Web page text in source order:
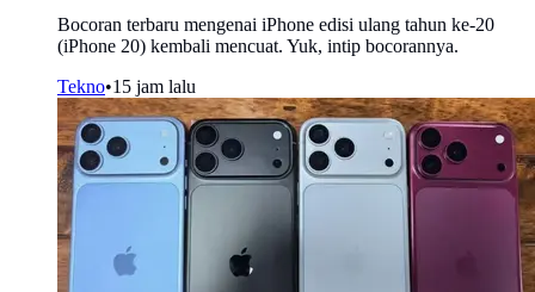
Bocoran terbaru mengenai iPhone edisi ulang tahun ke-20
(iPhone 20) kembali mencuat. Yuk, intip bocorannya.
Tekno•15 jam lalu